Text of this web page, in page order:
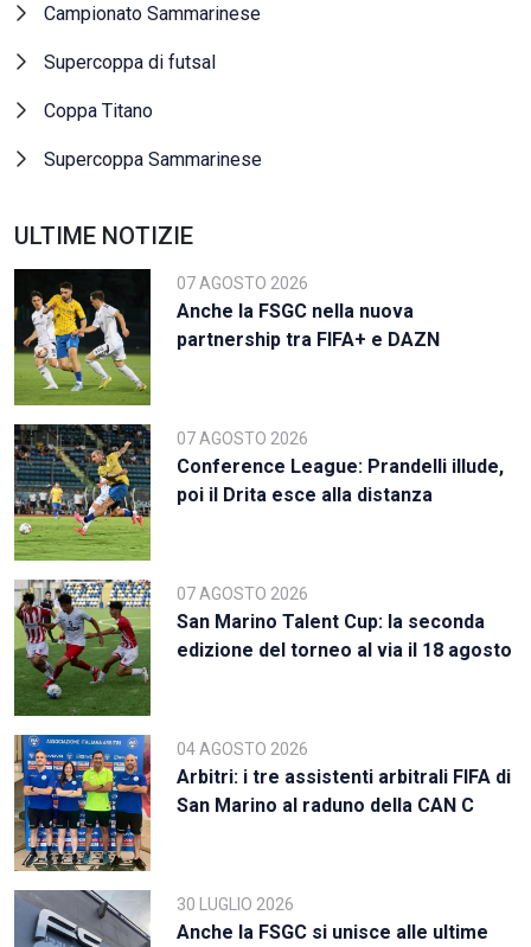
Campionato Sammarinese
Supercoppa di futsal
Coppa Titano
Supercoppa Sammarinese
ULTIME NOTIZIE
07 AGOSTO 2026
Anche la FSGC nella nuova
partnership tra FIFA+ e DAZN
07 AGOSTO 2026
Conference League: Prandelli illude,
poi il Drita esce alla distanza
07 AGOSTO 2026
San Marino Talent Cup: la seconda
edizione del torneo al via il 18 agosto
04 AGOSTO 2026
Arbitri: i tre assistenti arbitrali FIFA di
San Marino al raduno della CAN C
30 LUGLIO 2026
Anche la FSGC si unisce alle ultime